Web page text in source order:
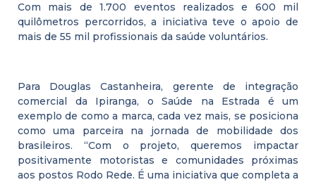
Com mais de 1.700 eventos realizados e 600 mil
quilômetros percorridos, a iniciativa teve o apoio de
mais de 55 mil profissionais da saúde voluntários.
Para Douglas Castanheira, gerente de integração
comercial da Ipiranga, o Saúde na Estrada é um
exemplo de como a marca, cada vez mais, se posiciona
como uma parceira na jornada de mobilidade dos
brasileiros. “Com o projeto, queremos impactar
positivamente motoristas e comunidades próximas
aos postos Rodo Rede. É uma iniciativa que completa a